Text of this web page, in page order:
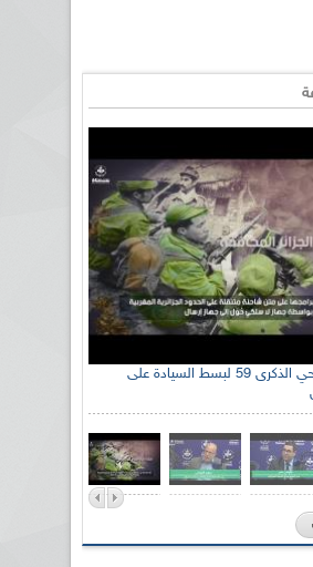
الإذاعة الجزائرية تحي الذكرى 59 لبسط السيادة على